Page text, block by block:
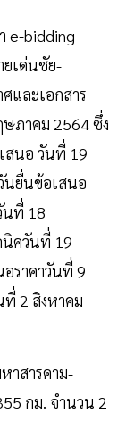
e-bidding
ยเด่นชัย-
และเอกสาร
ภาคม 2564 ซึ่ง
สนอ วันที่ 19
นยื่นข้อเสนอ
นที่ 18
ควันที่ 19
ราคาวันที่ 9
2 สิงหาคม
าสารคาม-
กม. จำนวน 2